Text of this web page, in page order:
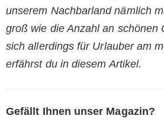
unserem Nachbarland nämlich
groß wie die Anzahl an schönen
sich allerdings für Urlauber am
erfährst du in diesem Artikel.
Gefällt Ihnen unser Magazin?